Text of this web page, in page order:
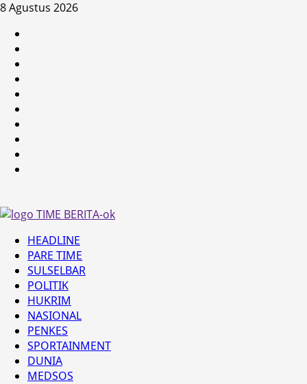
Skip
content
8 Agustus 2026
MenuHEADLINE
PARE TIME
SULSELBAR
POLITIK
HUKRIM
NASIONAL
PENKES
SPORTAINMENT
DUNIA
MEDSOS